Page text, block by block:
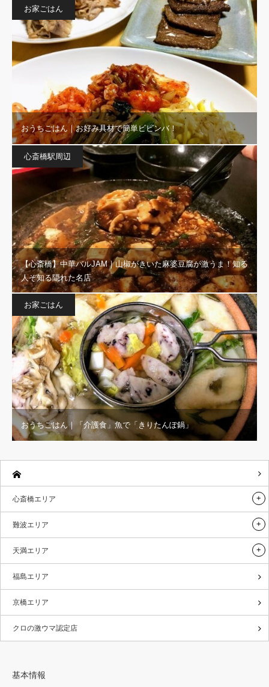
お家ごはん
おうちごはん｜お好み具材で簡単ビビンバ！
心斎橋駅周辺
【心斎橋】中華バルJAM｜山椒がきいた麻婆豆腐が激うま！知る
人ぞ知る隠れた名店
お家ごはん
おうちごはん｜「介護食」魚で「きりたんぽ鍋」
心斎橋エリア
難波エリア
天満エリア
福島エリア
京橋エリア
クロの激ウマ認定店
基本情報